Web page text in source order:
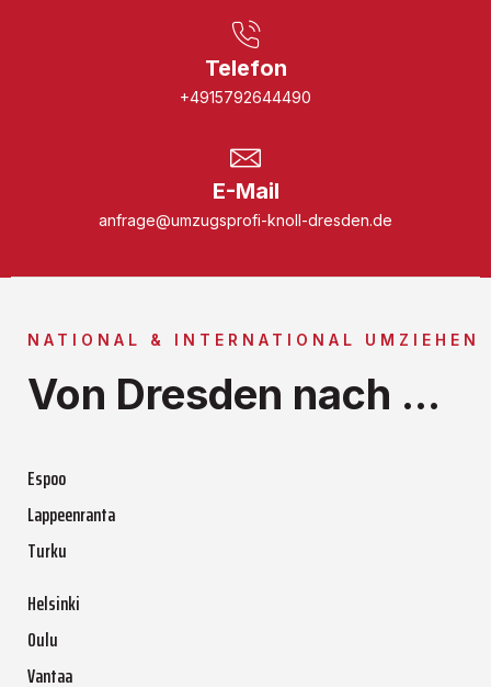
Telefon
+4915792644490
E-Mail
anfrage@umzugsprofi-knoll-dresden.de
NATIONAL & INTERNATIONAL UMZIEHEN
Von Dresden nach ...
Espoo
Lappeenranta
Turku
Helsinki
Oulu
Vantaa